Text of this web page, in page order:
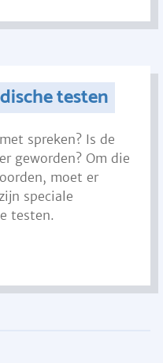
testen
spreken? Is de
geworden? Om die
moet er
speciale
testen.